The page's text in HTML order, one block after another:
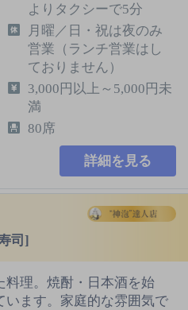
よりタクシーで5分
月曜／日・祝は夜のみ
営業（ランチ営業はし
ておりません）
3,000円以上～5,000円未
満
80席
詳細を見る
司]
料理。焼酎・日本酒を始
います。家庭的な雰囲気で